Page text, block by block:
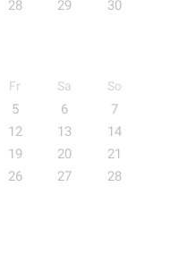
28 29 30
Fr Sa So
5 6
7
12 13
14
19 20
21
26 27
28